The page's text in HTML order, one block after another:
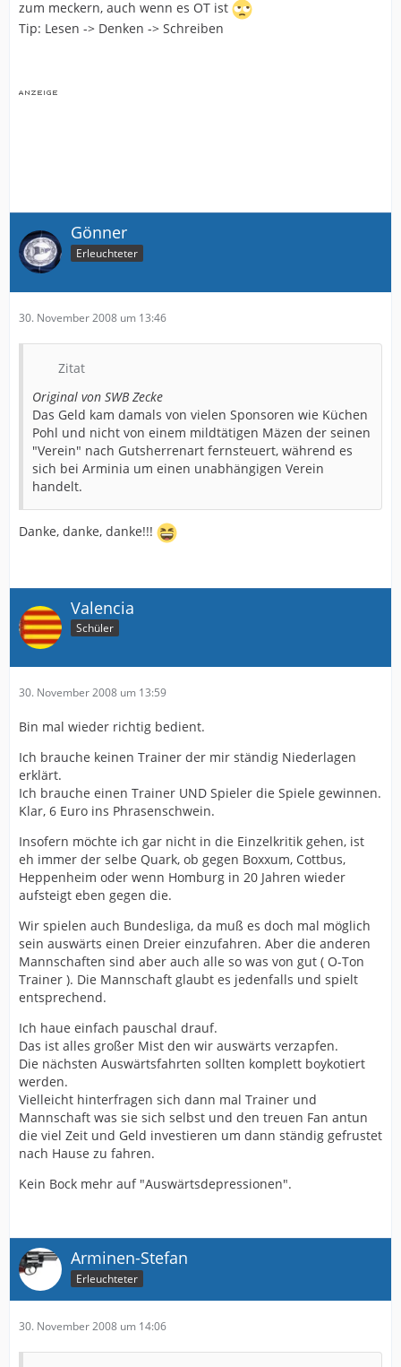
zum meckern, auch wenn es OT ist
Tip: Lesen -> Denken -> Schreiben
Gönner
Erleuchteter
30. November 2008 um 13:46
Zitat
Original von SWB Zecke
Das Geld kam damals von vielen Sponsoren wie Küchen
Pohl und nicht von einem mildtätigen Mäzen der seinen
"Verein" nach Gutsherrenart fernsteuert, während es
sich bei Arminia um einen unabhängigen Verein
handelt.
Danke, danke, danke!!!
Valencia
Schüler
30. November 2008 um 13:59
Bin mal wieder richtig bedient.
Ich brauche keinen Trainer der mir ständig Niederlagen
erklärt.
Ich brauche einen Trainer UND Spieler die Spiele gewinnen.
Klar, 6 Euro ins Phrasenschwein.
Insofern möchte ich gar nicht in die Einzelkritik gehen, ist
eh immer der selbe Quark, ob gegen Boxxum, Cottbus,
Heppenheim oder wenn Homburg in 20 Jahren wieder
aufsteigt eben gegen die.
Wir spielen auch Bundesliga, da muß es doch mal möglich
sein auswärts einen Dreier einzufahren. Aber die anderen
Mannschaften sind aber auch alle so was von gut ( O-Ton
Trainer ). Die Mannschaft glaubt es jedenfalls und spielt
entsprechend.
Ich haue einfach pauschal drauf.
Das ist alles großer Mist den wir auswärts verzapfen.
Die nächsten Auswärtsfahrten sollten komplett boykotiert
werden.
Vielleicht hinterfragen sich dann mal Trainer und
Mannschaft was sie sich selbst und den treuen Fan antun
die viel Zeit und Geld investieren um dann ständig gefrustet
nach Hause zu fahren.
Kein Bock mehr auf "Auswärtsdepressionen".
Arminen-Stefan
Erleuchteter
30. November 2008 um 14:06